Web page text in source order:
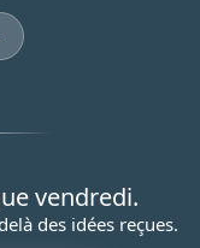
vendredi.
des idées reçues.